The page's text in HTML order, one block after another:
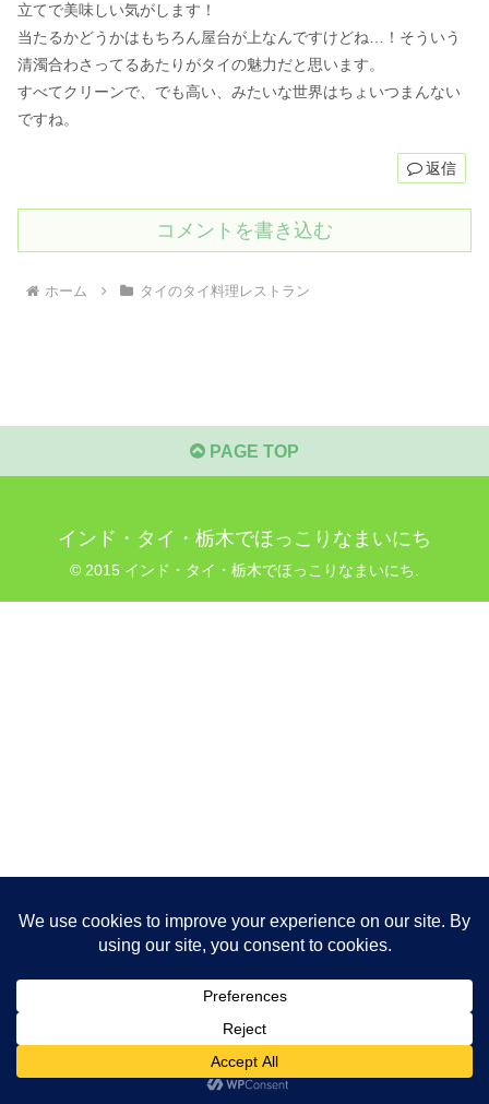
立てで美味しい気がします！
当たるかどうかはもちろん屋台が上なんですけどね…！そういう
清濁合わさってるあたりがタイの魅力だと思います。
すべてクリーンで、でも高い、みたいな世界はちょいつまんない
ですね。
返信
コメントを書き込む
ホーム タイのタイ料理レストラン
PAGE TOP
インド・タイ・栃木でほっこりなまいにち
© 2015 インド・タイ・栃木でほっこりなまいにち.